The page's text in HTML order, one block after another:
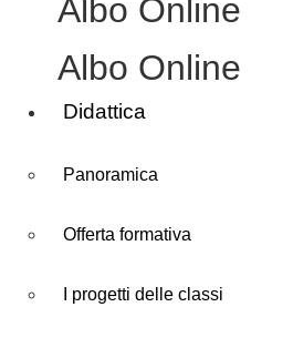
Albo Online
Albo Online
Didattica
Panoramica
Offerta formativa
I progetti delle classi